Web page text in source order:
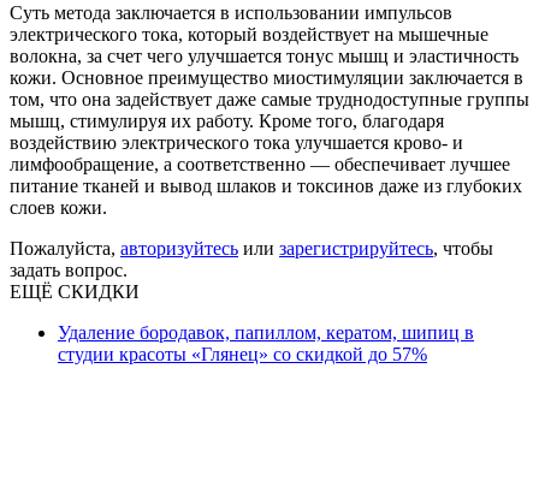
Суть метода заключается в использовании импульсов
электрического тока, который воздействует на мышечные
волокна, за счет чего улучшается тонус мышц и эластичность
кожи. Основное преимущество миостимуляции заключается в
том, что она задействует даже самые труднодоступные группы
мышц, стимулируя их работу. Кроме того, благодаря
воздействию электрического тока улучшается крово- и
лимфообращение, а соответственно — обеспечивает лучшее
питание тканей и вывод шлаков и токсинов даже из глубоких
слоев кожи.
Пожалуйста, авторизуйтесь или зарегистрируйтесь, чтобы
задать вопрос.
ЕЩЁ СКИДКИ
Удаление бородавок, папиллом, кератом, шипиц в
студии красоты «Глянец» со скидкой до 57%